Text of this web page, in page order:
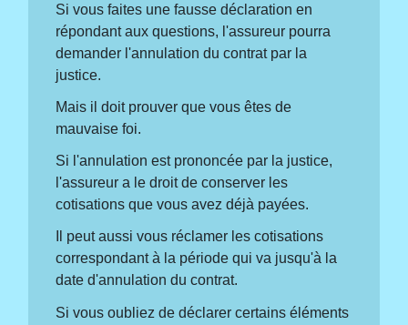
Si vous faites une fausse déclaration en
répondant aux questions, l'assureur pourra
demander l'annulation du contrat par la
justice.
Mais il doit prouver que vous êtes de
mauvaise foi.
Si l'annulation est prononcée par la justice,
l'assureur a le droit de conserver les
cotisations que vous avez déjà payées.
Il peut aussi vous réclamer les cotisations
correspondant à la période qui va jusqu'à la
date d'annulation du contrat.
Si vous oubliez de déclarer certains éléments